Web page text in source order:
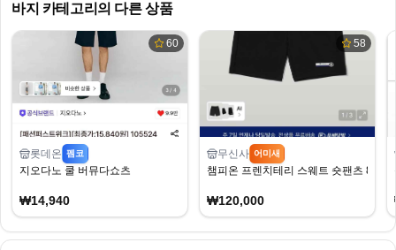
바지 카테고리의 다른 상품
60
롯데온 펨코
지오다노 쿨 버뮤다쇼츠
₩14,940
58
무신사 어미새
챔피온 프렌치테리 스웨트 숏팬츠 8천원
₩120,000